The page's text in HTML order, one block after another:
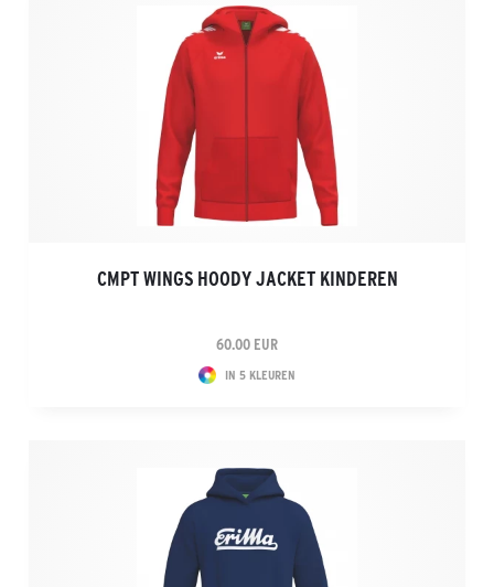
CMPT WINGS HOODY JACKET KINDEREN
60.00 EUR
IN 5 KLEUREN